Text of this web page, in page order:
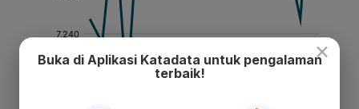
×
Buka di Aplikasi Katadata untuk pengalaman
terbaik!